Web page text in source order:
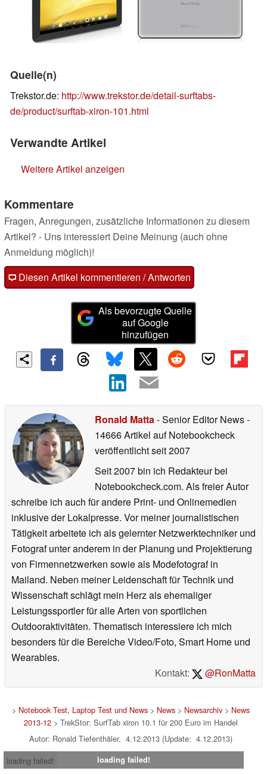
Quelle(n)
Trekstor.de: http://www.trekstor.de/detail-surftabs-
de/product/surftab-xiron-101.html
Verwandte Artikel
Weitere Artikel anzeigen
Kommentare
Fragen, Anregungen, zusätzliche Informationen zu diesem
Artikel? - Uns interessiert Deine Meinung (auch ohne
Anmeldung möglich)!
Diesen Artikel kommentieren / Antworten
Als bevorzugte Quelle
auf Google
hinzufügen
Ronald Matta- Senior Editor News-
14666 Artikel auf Notebookcheck
veröffentlichtseit 2007
Seit 2007 bin ich Redakteur bei
Notebookcheck.com. Als freier Autor
schreibe ich auch für andere Print- und Onlinemedien
inklusive der Lokalpresse. Vor meiner journalistischen
Tätigkeit arbeitete ich als gelernter Netzwerktechniker und
Fotograf unter anderem in der Planung und Projektierung
von Firmennetzwerken sowie als Modefotograf in
Mailand. Neben meiner Leidenschaft für Technik und
Wissenschaft schlägt mein Herz als ehemaliger
Leistungssportler für alle Arten von sportlichen
Outdooraktivitäten. Thematisch interessiere ich mich
besonders für die Bereiche Video/Foto, Smart Home und
Wearables.
Kontakt:
@RonMatta
> Notebook Test, Laptop Test und News> News> Newsarchiv> News
2013-12> TrekStor: SurfTab xiron 10.1 für 200 Euro im Handel
Autor: Ronald Tiefenthäler, 4.12.2013 (Update: 4.12.2013)
loading failed!
loading failed!